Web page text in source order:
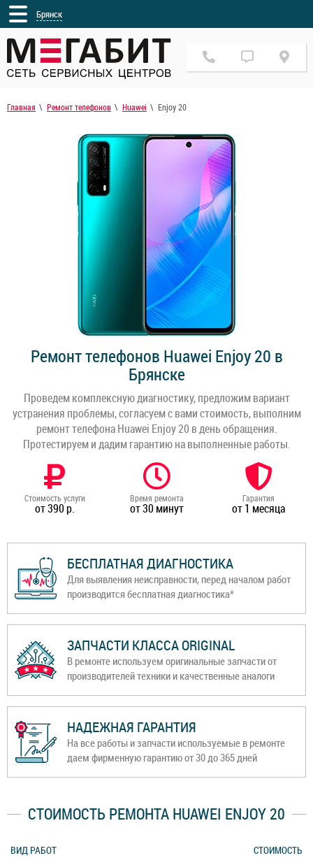
Брянск
Главная Ремонт телефонов Huawei Enjoy 20
Ремонт телефонов Huawei Enjoy 20 в
Брянске
Проведем комплексную диагностику, предложим вариант
устранения проблемы, согласуем с вами стоимость, выполним
ремонт телефона Huawei Enjoy 20 в день обращения.
Протестируем и дадим гарантию на выполненные работы.
Стоимость услуги
от 390 р.
Время ремонта
от 30 минут
Гарантия
от 1 месяца
БЕСПЛАТНАЯ ДИАГНОСТИКА
Для выявления неисправности, перед началом работ
производится бесплатная диагностика*
ЗАПЧАСТИ КЛАССА ORIGINAL
В ремонте используем оригинальные запчасти от
производителей техники и качественные аналоги
НАДЕЖНАЯ ГАРАНТИЯ
На все работы и запчасти используемые в ремонте
даем фирменную гарантию от 30 до 365 дней
СТОИМОСТЬ РЕМОНТА HUAWEI ENJOY 20
ВИД РАБОТ
СТОИМОСТЬ